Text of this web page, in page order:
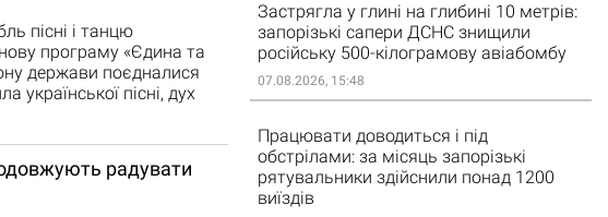
пісні і танцю
програму «Єдина та
держави поєдналися
української пісні, дух
радувати
Застрягла у глині на глибині 10 метрів:
запорізькі сапери ДСНС знищили
російську 500-кілограмову авіабомбу
07.08.2026, 15:48
Працювати доводиться і під
обстрілами: за місяць запорізькі
рятувальники здійснили понад 1200
виїздів